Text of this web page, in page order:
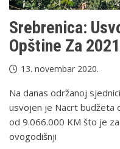
Srebrenica:
Opštine Za
13. novembar 2020.
Na danas održanoj
usvojen je Nacrt budžeta
od 9.066.000 KM što je
ovogodišnji